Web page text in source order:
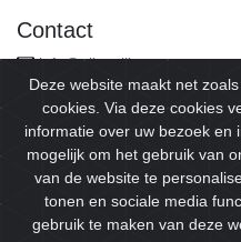
Contact
info@alleveilingen.net
© 2026Alleveilingen.
Deze website maakt net
cookies. Via deze cookies
informatie over uw bezoek en
mogelijk om het gebruik van
van de website te
tonen en sociale media
gebruik te maken van deze